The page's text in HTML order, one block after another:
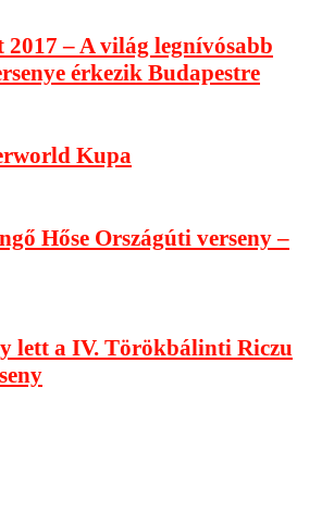
2017 – A világ legnívósabb
érkezik Budapestre
Kupa
Hőse Országúti verseny –
lett a IV. Törökbálinti Riczu